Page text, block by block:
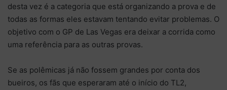
desta vez é a categoria que está organizando a prova e de
todas as formas eles estavam tentando evitar problemas. O
objetivo com o GP de Las Vegas era deixar a corrida como
uma referência para as outras provas.
Se as polêmicas já não fossem grandes por conta dos
bueiros, os fãs que esperaram até o início do TL2,